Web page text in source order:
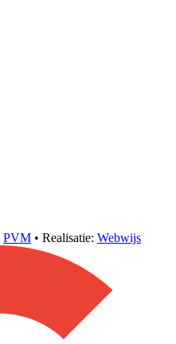
PVM • Realisatie: Webwijs